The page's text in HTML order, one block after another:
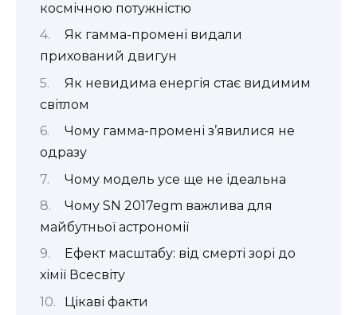
космічною потужністю
Як гамма-промені видали
прихований двигун
Як невидима енергія стає видимим
світлом
Чому гамма-промені з’явилися не
одразу
Чому модель усе ще не ідеальна
Чому SN 2017egm важлива для
майбутньої астрономії
Ефект масштабу: від смерті зорі до
хімії Всесвіту
Цікаві факти